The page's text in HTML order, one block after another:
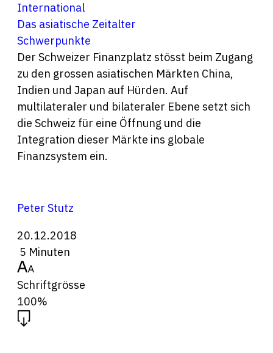
International
Das asiatische Zeitalter
Schwerpunkte
Der Schweizer Finanzplatz stösst beim Zugang
zu den grossen asiatischen Märkten China,
Indien und Japan auf Hürden. Auf
multilateraler und bilateraler Ebene setzt sich
die Schweiz für eine Öffnung und die
Integration dieser Märkte ins globale
Finanzsystem ein.
Peter Stutz
20.12.2018
5 Minuten
Schriftgrösse
100%